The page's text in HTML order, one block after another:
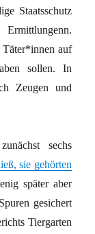
Staatsschutz
auf
sollen. In
Zeugen und
sechs
sie gehörten
später aber
gesichert
Tiergarten